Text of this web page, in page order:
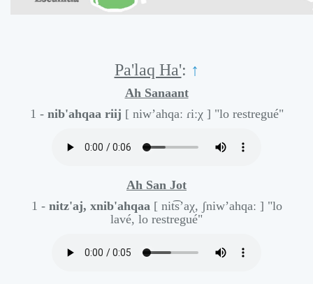
Pa'laq Ha': ↑
Ah Sanaant
1 - nib'ahqaa riij [ niw’ahqaː ɾiːχ ] "lo restregué"
Ah San Jot
1 - nitz'aj, xnib'ahqaa [ nit͡s’aχ, ʃniw’ahqaː ] "lo
lavé, lo restregué"